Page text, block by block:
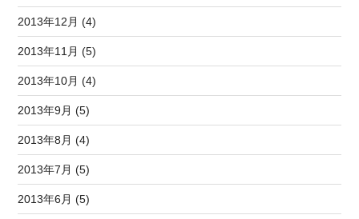
2013年12月 (4)
2013年11月 (5)
2013年10月 (4)
2013年9月 (5)
2013年8月 (4)
2013年7月 (5)
2013年6月 (5)